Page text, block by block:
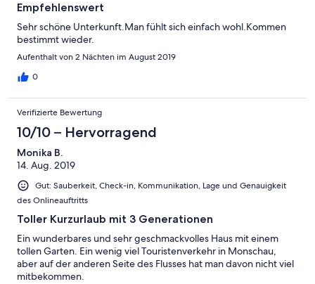
Empfehlenswert
Sehr schöne Unterkunft.Man fühlt sich einfach wohl.Kommen
bestimmt wieder.
Aufenthalt von 2 Nächten im August 2019
0
Verifizierte Bewertung
10/10 – Hervorragend
Monika B.
14. Aug. 2019
Gut: Sauberkeit, Check-in, Kommunikation, Lage und Genauigkeit
des Onlineauftritts
Toller Kurzurlaub mit 3 Generationen
Ein wunderbares und sehr geschmackvolles Haus mit einem
tollen Garten. Ein wenig viel Touristenverkehr in Monschau,
aber auf der anderen Seite des Flusses hat man davon nicht viel
mitbekommen.